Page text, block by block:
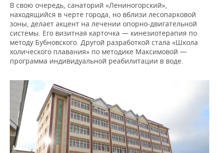
В свою очередь, санаторий «Лениногорский»,
находящийся в черте города, но вблизи лесопарковой
зоны, делает акцент на лечении опорно-двигательной
системы. Его визитная карточка — кинезиотерапия по
методу Бубновского. Другой разработкой стала «Школа
холического плавания» по методике Максимовой —
программа индивидуальной реабилитации в воде.